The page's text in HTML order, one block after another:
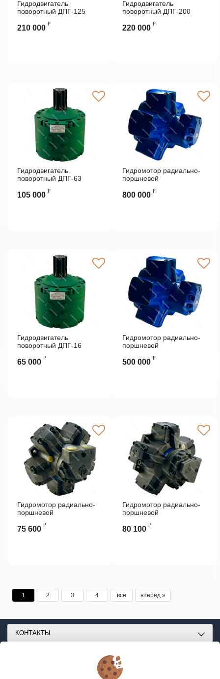
Гидродвигатель
поворотный ДПГ-125
210 000 ₽
Гидродвигатель
поворотный ДПГ-200
220 000 ₽
Гидродвигатель
поворотный ДПГ-63
105 000 ₽
Гидромотор радиально-
поршневой
MR1100 N7 Vickers
800 000 ₽
Гидродвигатель
поворотный ДПГ-16
65 000 ₽
Гидромотор радиально-
поршневой
N4 Vickers
500 000 ₽
Гидромотор радиально-
поршневой
JMDG2-250
75 600 ₽
Гидромотор радиально-
поршневой
JMDG3-400
80 100 ₽
1 2 3 4 все вперёд »
КОНТАКТЫ